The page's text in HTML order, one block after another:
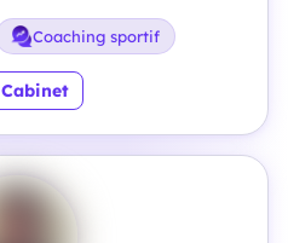
Coaching sportif
Cabinet